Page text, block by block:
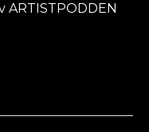
ARTISTPODDEN